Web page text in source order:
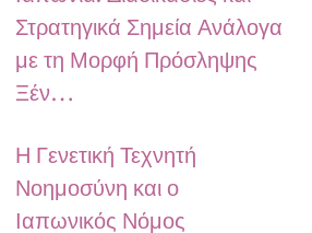
Στρατηγικά Σημεία Ανάλογα
με τη Μορφή Πρόσληψης
Ξέν…
Η Γενετική Τεχνητή
Νοημοσύνη και ο
Ιαπωνικός Νόμος